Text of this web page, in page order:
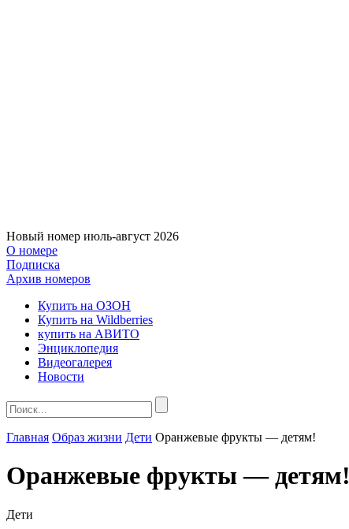
Новый номер июль-август 2026
О номере
Подписка
Архив номеров
Купить на ОЗОН
Купить на Wildberries
купить на АВИТО
Энциклопедия
Видеогалерея
Новости
Главная Образ жизни Дети Оранжевые фрукты — детям!
Оранжевые фрукты — детям!
Дети